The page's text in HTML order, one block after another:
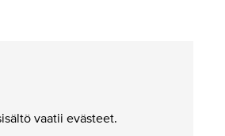
vaatii evästeet.